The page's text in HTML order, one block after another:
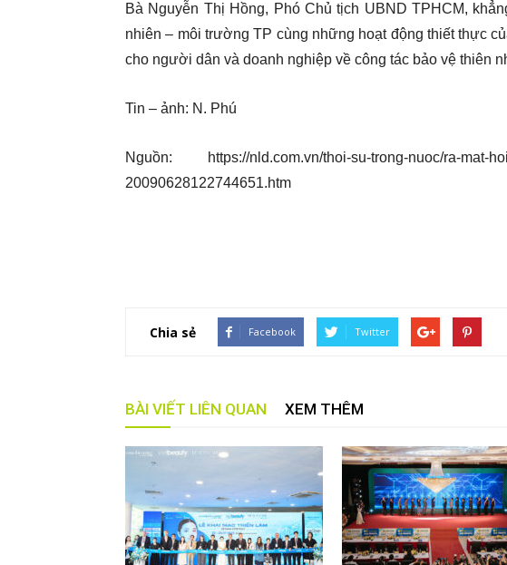
Bà Nguyễn Thị Hồng, Phó Chủ tịch UBND TPHCM,
nhiên – môi trường TP cùng những hoạt động thiết thực
cho người dân và doanh nghiệp về công tác bảo vệ thiên
Tin – ảnh: N. Phú
Nguồn: https://nld.com.vn/thoi-su-trong-nuoc/ra-mat-
20090628122744651.htm
Chia sẻ Facebook Twitter
BÀI VIẾT LIÊN QUAN XEM THÊM